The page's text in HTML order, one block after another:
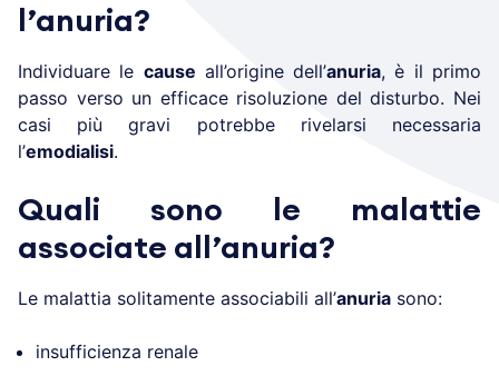
l’anuria?
Individuare le cause all’origine dell’anuria, è il primo
passo verso un efficace risoluzione del disturbo. Nei
casi più gravi potrebbe rivelarsi necessaria
l’emodialisi.
Quali sono le malattie
associate all’anuria?
Le malattia solitamente associabili all’anuria sono:
insufficienza renale